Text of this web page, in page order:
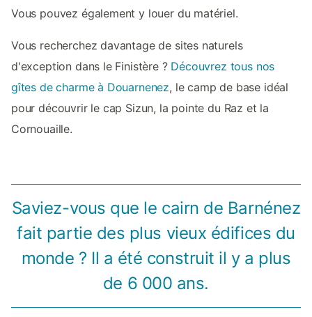
Vous pouvez également y louer du matériel.
Vous recherchez davantage de sites naturels
d'exception dans le Finistère ? Découvrez tous nos
gîtes de charme à Douarnenez, le camp de base idéal
pour découvrir le cap Sizun, la pointe du Raz et la
Cornouaille.
Saviez-vous que le cairn de Barnénez
fait partie des plus vieux édifices du
monde ? Il a été construit il y a plus
de 6 000 ans.